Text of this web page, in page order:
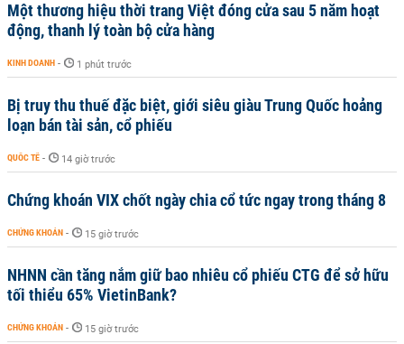
Một thương hiệu thời trang Việt đóng cửa sau 5 năm hoạt
động, thanh lý toàn bộ cửa hàng
KINH DOANH - 1 phút trước
Bị truy thu thuế đặc biệt, giới siêu giàu Trung Quốc hoảng
loạn bán tài sản, cổ phiếu
QUỐC TẾ - 14 giờ trước
Chứng khoán VIX chốt ngày chia cổ tức ngay trong tháng 8
CHỨNG KHOÁN - 15 giờ trước
NHNN cần tăng nắm giữ bao nhiêu cổ phiếu CTG để sở hữu
tối thiểu 65% VietinBank?
CHỨNG KHOÁN - 15 giờ trước